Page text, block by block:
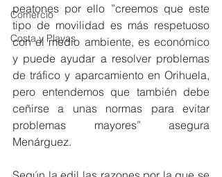
Comercio
Costa y Playas
peatones por ello ”creemos que este
tipo de movilidad es más respetuoso
con el medio ambiente, es económico
y puede ayudar a resolver problemas
de tráfico y aparcamiento en Orihuela,
pero entendemos que también debe
ceñirse a unas normas para evitar
problemas mayores” asegura
Menárguez.